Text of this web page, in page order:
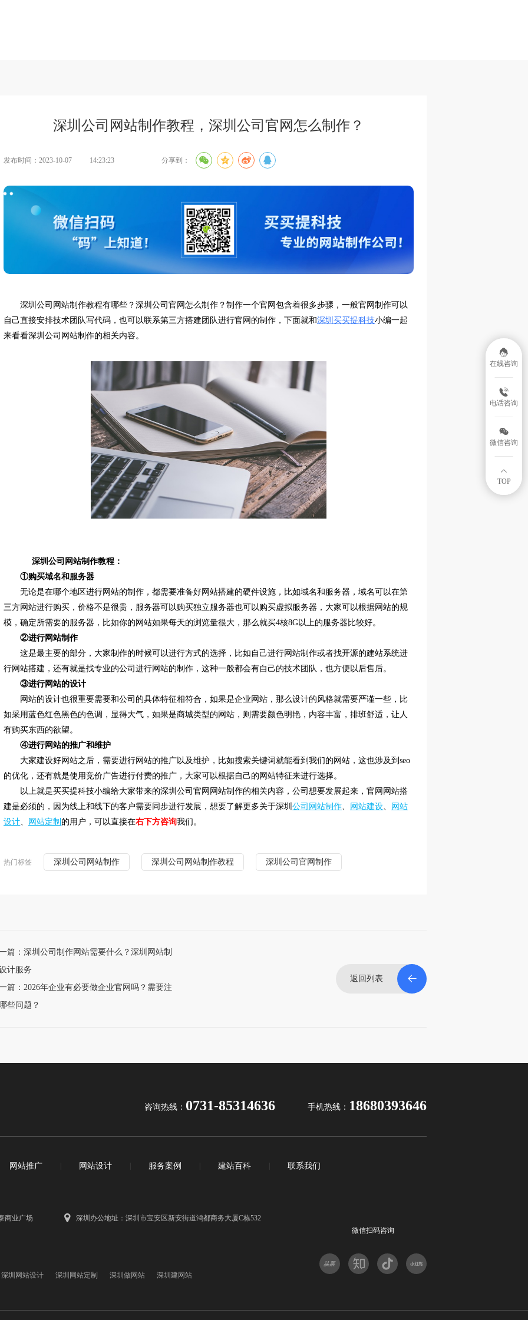
深圳公司网站制作教程，深圳公司官网怎么制作？
发布时间：2023-10-07 14:23:23 分享到：
深圳公司网站制作教程有哪些？深圳公司官网怎么制作？制作一个官网包含着很多步骤，一般官网制作可以
自己直接安排技术团队写代码，也可以联系第三方搭建团队进行官网的制作，下面就和深圳买买提科技小编一起
来看看深圳公司网站制作的相关内容。
深圳公司网站制作教程 ：
①购买域名和服务器
无论是在哪个地区进行网站的制作，都需要准备好网站搭建的硬件设施，比如域名和服务器，域名可以在第
三方网站进行购买，价格不是很贵，服务器可以购买独立服务器也可以购买虚拟服务器，大家可以根据网站的规
模，确定所需要的服务器，比如你的网站如果每天的浏览量很大，那么就买4核8G以上的服务器比较好。
②进行网站制作
这是最主要的部分，大家制作的时候可以进行方式的选择，比如自己进行网站制作或者找开源的建站系统进
行网站搭建，还有就是找专业的公司进行网站的制作，这种一般都会有自己的技术团队，也方便以后售后。
③进行网站的设计
网站的设计也很重要需要和公司的具体特征相符合，如果是企业网站，那么设计的风格就需要严谨一些，比
如采用蓝色红色黑色的色调，显得大气，如果是商城类型的网站，则需要颜色明艳，内容丰富，排班舒适，让人
有购买东西的欲望。
④进行网站的推广和维护
大家建设好网站之后，需要进行网站的推广以及维护，比如搜索关键词就能看到我们的网站，这也涉及到seo
的优化，还有就是使用竞价广告进行付费的推广，大家可以根据自己的网站特征来进行选择。
以上就是买买提科技小编给大家带来的深圳公司官网网站制作的相关内容，公司想要发展起来，官网网站搭
建是必须的，因为线上和线下的客户需要同步进行发展，想要了解更多关于深圳公司网站制作、 网站建设、
网站
设计、 网站定制 的用户，可以直接在右下方咨询我们。
热门标签 深圳公司网站制作 深圳公司网站制作教程 深圳公司官网制作
篇：深圳公司制作网站需要什么？深圳网站制
计服务
篇：2026年企业有必要做企业官网吗？需要注
些问题？
返回列表
在线咨询
电话咨询
微信咨询
TOP
咨询热线： 0731-85314636 手机热线： 18680393646
网站推广 网站设计 服务案例 建站百科 联系我们
商业广场 深圳办公地址：深圳市宝安区新安街道鸿都商务大厦C栋532
深圳网站设计 深圳网站定制 深圳做网站 深圳建网站
微信扫码咨询